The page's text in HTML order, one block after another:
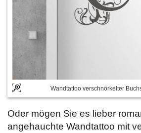
Wandtattoo verschnörkelter
Oder mögen Sie es lieber
angehauchte Wandtattoo mit